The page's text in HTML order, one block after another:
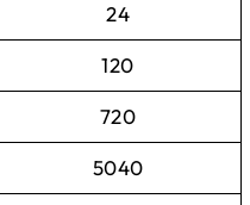
24
120
720
5040